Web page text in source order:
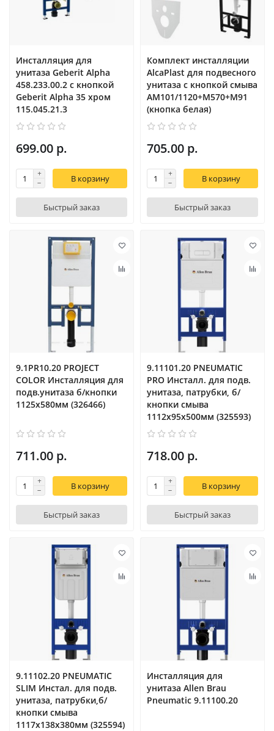
Инсталляция для
унитаза Geberit Alpha
458.233.00.2 с кнопкой
Geberit Alpha 35 хром
115.045.21.3
699.00 р.
В корзину
Быстрый заказ
Комплект инсталляции
AlcaPlast для подвесного
унитаза с кнопкой смыва
AM101/1120+M570+M91
(кнопка белая)
705.00 р.
В корзину
Быстрый заказ
9.1PR10.20 PROJECT
COLOR Инсталляция для
подв.унитаза б/кнопки
1125х580мм (326466)
711.00 р.
В корзину
Быстрый заказ
9.11101.20 PNEUMATIC
PRO Инсталл. для подв.
унитаза, патрубки, б/
кнопки смыва
1112х95х500мм (325593)
718.00 р.
В корзину
Быстрый заказ
9.11102.20 PNEUMATIC
SLIM Инстал. для подв.
унитаза, патрубки,б/
кнопки смыва
1117х138х380мм (325594)
Инсталляция для
унитаза Allen Brau
Pneumatic 9.11100.20